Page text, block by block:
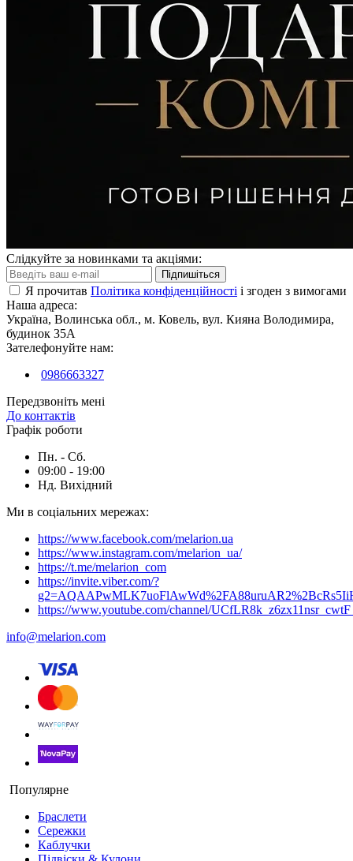
Слідкуйте за новинками та акціями:
Підпишіться
Я прочитав Політика конфіденційності і згоден з вимогами
Наша адреса:
Україна, Волинська обл., м. Ковель, вул. Кияна Володимира,
будинок 35А
Зателефонуйте нам:
0986663327
Передзвоніть мені
До контактів
Графік роботи
Пн. - Сб.
09:00 - 19:00
Нд. Вихідний
Ми в соціальних мережах:
https://www.facebook.com/melarion.ua
https://www.instagram.com/melarion_ua/
https://t.me/melarion_com
https://invite.viber.com/?
https://www.youtube.com/channel/
info@melarion.com
Популярне
Браслети
Сережки
Каблучки